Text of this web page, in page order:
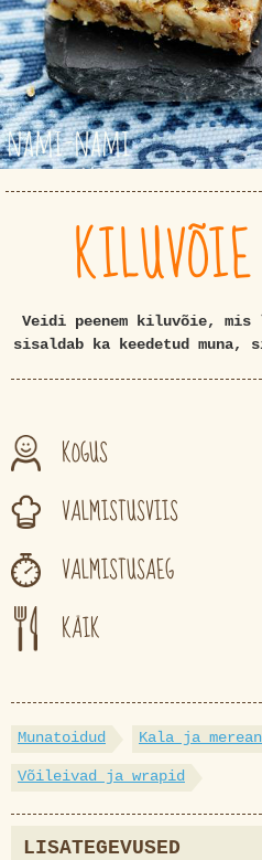
Veidi peenem kiluvõie,
sisaldab ka keedetud
KOGUS
VALMISTUSVIIS
VALMISTUSAEG
KÄIK
Munatoidud Kala ja
Võileivad ja wrapid
LISATEGEVUSED